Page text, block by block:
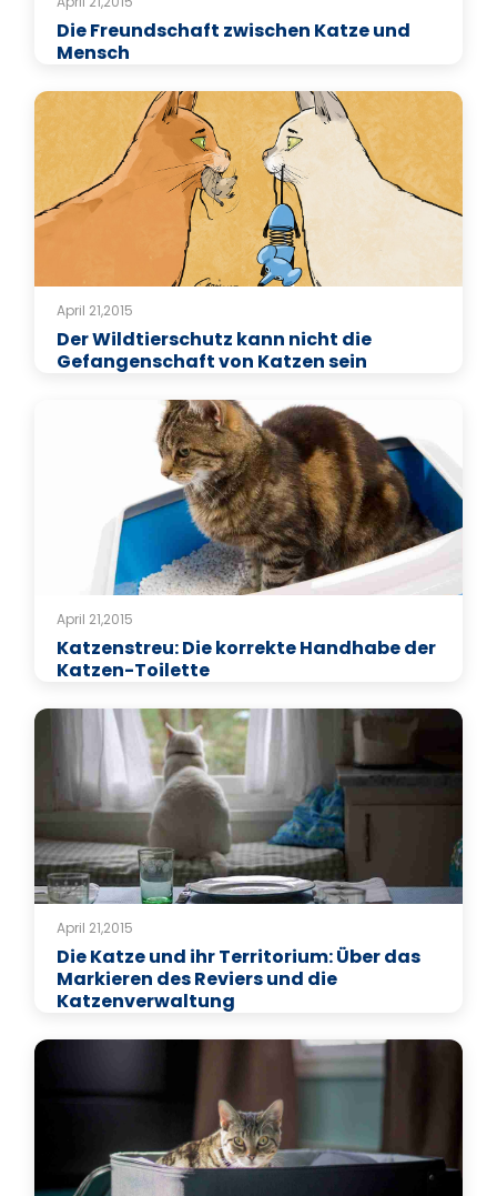
Die Freundschaft zwischen Katze und
Mensch
April 21,2015
Der Wildtierschutz kann nicht die
Gefangenschaft von Katzen sein
April 21,2015
Katzenstreu: Die korrekte Handhabe der
Katzen-Toilette
April 21,2015
Die Katze und ihr Territorium: Über das
Markieren des Reviers und die
Katzenverwaltung